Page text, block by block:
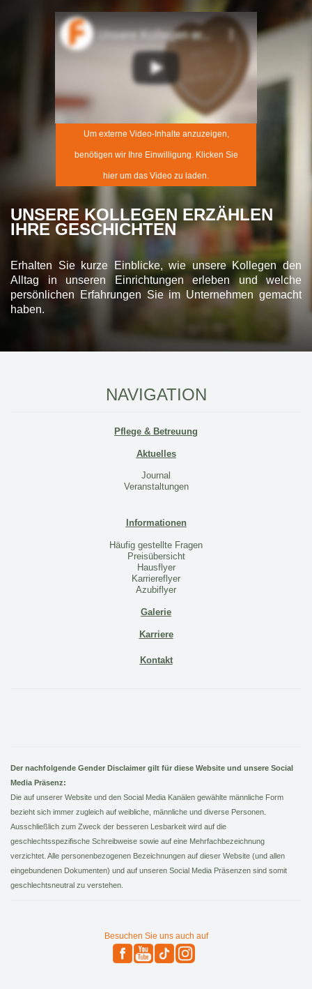
Um externe Video-Inhalte anzuzeigen,
benötigen wir Ihre Einwilligung. Klicken Sie
hier um das Video zu laden.
UNSERE KOLLEGEN ERZÄHLEN
IHRE GESCHICHTEN
Erhalten Sie kurze Einblicke, wie unsere Kollegen den
Alltag in unseren Einrichtungen erleben und welche
persönlichen Erfahrungen Sie im Unternehmen gemacht
haben.
NAVIGATION
Pflege & Betreuung
Aktuelles
Journal
Veranstaltungen
Informationen
Häufig gestellte Fragen
Preisübersicht
Hausflyer
Karriereflyer
Azubiflyer
Galerie
Karriere
Kontakt
Der nachfolgende Gender Disclaimer gilt für diese Website und unsere Social
Media Präsenz:
Die auf unserer Website und den Social Media Kanälen gewählte männliche Form
bezieht sich immer zugleich auf weibliche, männliche und diverse Personen.
Ausschließlich zum Zweck der besseren Lesbarkeit wird auf die
geschlechtsspezifische Schreibweise sowie auf eine Mehrfachbezeichnung
verzichtet. Alle personenbezogenen Bezeichnungen auf dieser Website (und allen
eingebundenen Dokumenten) und auf unseren Social Media Präsenzen sind somit
geschlechtsneutral zu verstehen.
Besuchen Sie uns auch auf